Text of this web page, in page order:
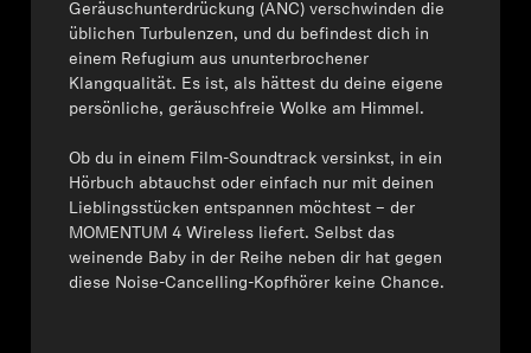
Geräuschunterdrückung (ANC) verschwinden die
üblichen Turbulenzen, und du befindest dich in
einem Refugium aus ununterbrochener
Klangqualität. Es ist, als hättest du deine eigene
persönliche, geräuschfreie Wolke am Himmel.
⁠⁠Ob du in einem Film-Soundtrack versinkst, in ein
Hörbuch abtauchst oder einfach nur mit deinen
Lieblingsstücken entspannen möchtest – der
MOMENTUM 4 Wireless liefert. Selbst das
weinende Baby in der Reihe neben dir hat gegen
diese Noise-Cancelling-Kopfhörer keine Chance.